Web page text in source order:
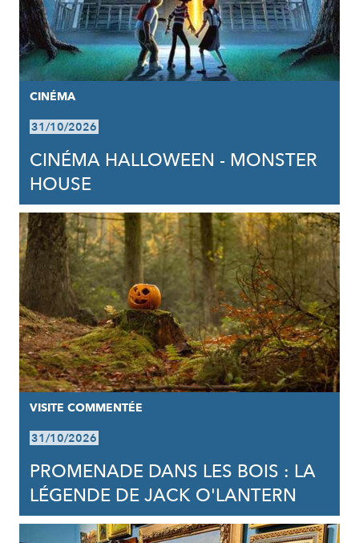
CINÉMA
31/10/2026
CINÉMA HALLOWEEN - MONSTER
HOUSE
VISITE COMMENTÉE
31/10/2026
PROMENADE DANS LES BOIS : LA
LÉGENDE DE JACK O'LANTERN